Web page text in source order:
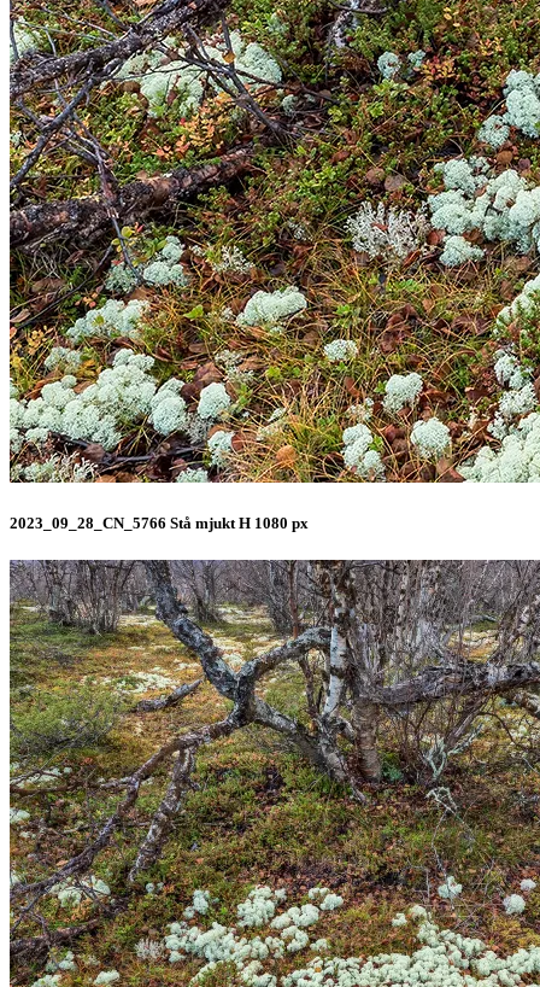
2023_09_28_CN_5766 Stå mjukt H 1080 px